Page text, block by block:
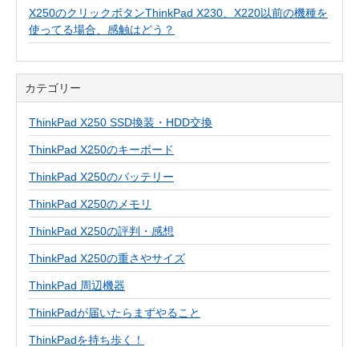
X250のクリックボタンThinkPad X230、X220以前の機種を
使ってる場合、感触はどう？
カテゴリー
ThinkPad X250 SSD換装・HDD交換
ThinkPad X250のキーボード
ThinkPad X250のバッテリー
ThinkPad X250のメモリ
ThinkPad X250の評判・感想
ThinkPad X250の重さやサイズ
ThinkPad 周辺機器
ThinkPadが届いたらまずやること
ThinkPadを持ち歩く！